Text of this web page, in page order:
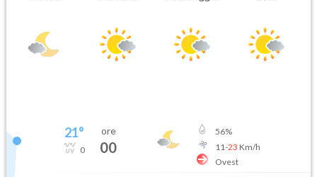
21°
0
ore
00
56%
11-23 Km/h
Ovest